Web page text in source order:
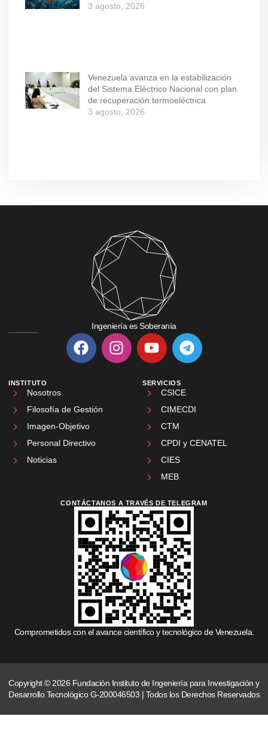
3 agosto, 2026
Venezuela avanza en la estabilización
del Sistema Eléctrico Nacional con plan
de recuperación termoeléctrica
3 agosto, 2026
Ingeniería es Soberanía
INSTITUTO
Nosotros
Filosofía de Gestión
Imagen-Objetivo
Personal Directivo
Noticias
SERVICIOS
CSICE
CIMECDI
CTM
CPDI y CENATEL
CIES
MEB
CONTÁCTANOS A TRAVÉS DE TELEGRAM
Comprometidos con el avance científico y tecnológico de Venezuela.
Copyright © 2026 Fundación Instituto de Ingeniería para Investigación y
Desarrollo Tecnológico G-200046503 | Todos los Derechos Reservados